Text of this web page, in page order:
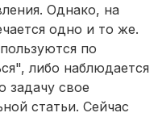
Однако, на
одно и то же.
по
либо наблюдается
задачу свое
статьи. Сейчас